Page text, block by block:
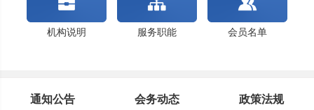
机构说明 服务职能 会员名单
通知公告 会务动态 政策法规